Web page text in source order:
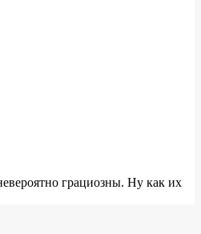
грациозны. Ну как их